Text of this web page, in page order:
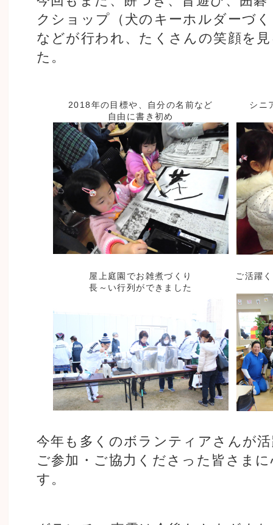
クショップ（犬のキーホルダーづ
などが行われ、たくさんの笑顔を
た。
2018年の目標や、自分の名前など
自由に書き初め
シニ
屋上庭園でお雑煮づくり
長～い行列ができました
ご活躍
今年も多くのボランティアさんが
ご参加・ご協力くださった皆さま
す。